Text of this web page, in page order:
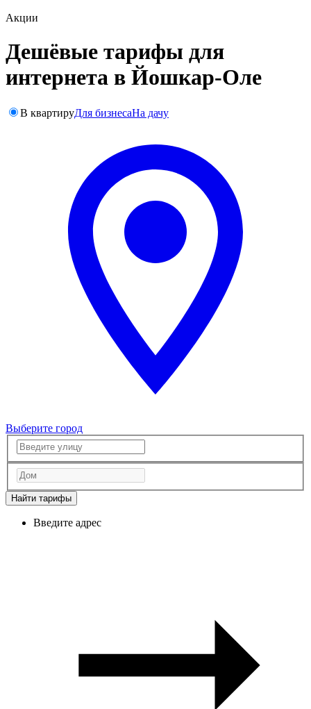
Акции
Дешёвые тарифы для
интернета в Йошкар-Оле
В квартируДля бизнесаНа дачу
Выберите город
Найти тарифы
Введите адрес